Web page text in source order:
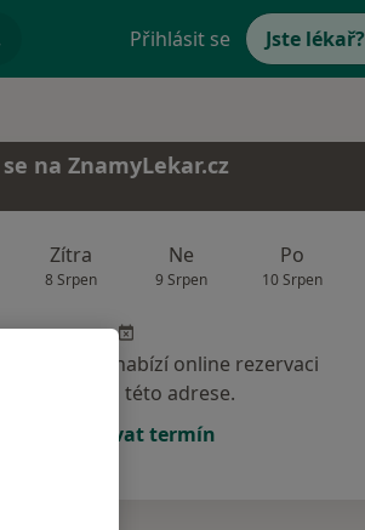
Přihlásit se Jste lékař?
na ZnamyLekar.cz
Zítra
8 Srpen
Ne
9 Srpen
Po
10 Srpen
nenabízí online rezervaci
termínu na této adrese.
Rezervovat termín